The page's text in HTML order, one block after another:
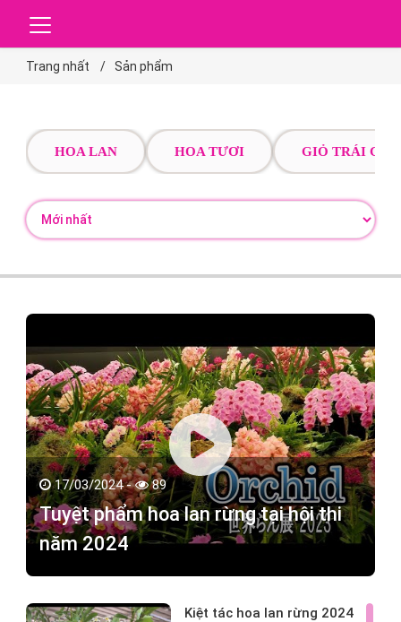
Trang nhất Sản phẩm
HOA LAN HOA TƯƠI GIỎ TRÁI CÂY
17/03/2024 - 89
Tuyệt phẩm hoa lan rừng tại hội thi
năm 2024
Kiệt tác hoa lan rừng 2024